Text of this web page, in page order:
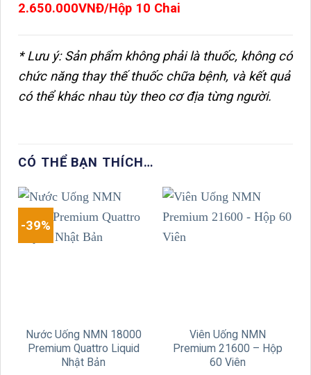
2.650.000VNĐ/Hộp 10 Chai
* Lưu ý: Sản phẩm không phải là thuốc, không có
chức năng thay thế thuốc chữa bệnh, và kết quả
có thể khác nhau tùy theo cơ địa từng người.
CÓ THỂ BẠN THÍCH…
-39%
Nước Uống NMN 18000
Premium Quattro Liquid
Nhật Bản
Viên Uống NMN
Premium 21600 – Hộp
60 Viên